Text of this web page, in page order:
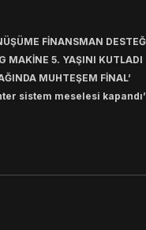
FİNANSMAN
MAKİNE 5. YAŞINI KUTLADI
MUHTEŞEM FİNAL’
sistem meselesi kapandı’